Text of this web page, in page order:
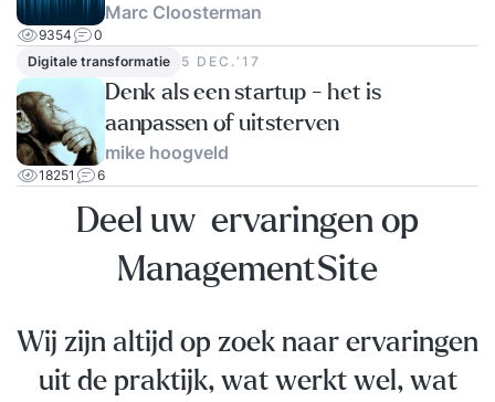
Marc Cloosterman
9354
0
Digitale transformatie
5 DEC.‘17
Denk als een startup - het is
aanpassen of uitsterven
mike hoogveld
18251 6
Deel uw ervaringen op
ManagementSite
Wij zijn altijd op zoek naar ervaringen
uit de praktijk, wat werkt wel, wat